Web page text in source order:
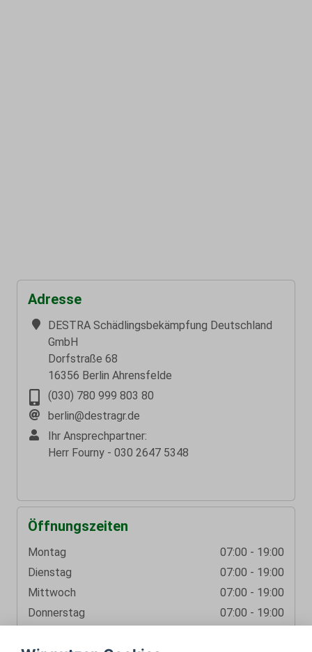
Adresse
DESTRA Schädlingsbekämpfung Deutschland
GmbH
Dorfstraße 68
16356 Berlin Ahrensfelde
(030) 780 999 803 80
berlin@destragr.de
Ihr Ansprechpartner:
Herr Fourny - 030 2647 5348
Öffnungszeiten
Montag
07:00 - 19:00
Dienstag
07:00 - 19:00
Mittwoch
07:00 - 19:00
Donnerstag
07:00 - 19:00